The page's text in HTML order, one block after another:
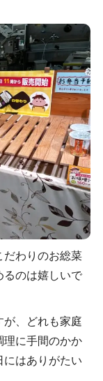
だわりのお総菜
るのは嬉しいで
が、どれも家庭
理に手間のかか
にはありがたい